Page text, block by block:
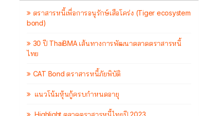
ตราสารหนี้เพื่อการอนุรักษ์เสือโคร่ง (Tiger ecosystem
bond)
30 ปี ThaiBMA เส้นทางการพัฒนาตลาดตราสารหนี้
ไทย
CAT Bond ตราสารหนี้ภัยพิบัติ
แนวโน้มหุ้นกู้ครบกำหนดอายุ